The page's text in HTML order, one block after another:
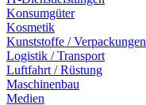
Konsumgüter
Kosmetik
Kunststoffe / Verpackungen
Logistik / Transport
Luftfahrt / Rüstung
Maschinenbau
Medien